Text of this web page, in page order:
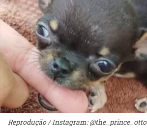
Reprodução / Instagram: @the_prince_otto